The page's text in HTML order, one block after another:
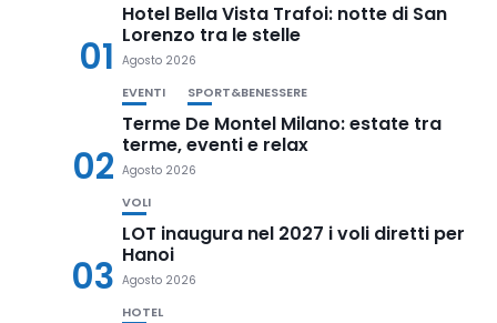
01
Hotel Bella Vista Trafoi: notte di San
Lorenzo tra le stelle
Agosto 2026
02
EVENTI SPORT&BENESSERE
Terme De Montel Milano: estate tra
terme, eventi e relax
Agosto 2026
03
VOLI
LOT inaugura nel 2027 i voli diretti per
Hanoi
Agosto 2026
HOTEL